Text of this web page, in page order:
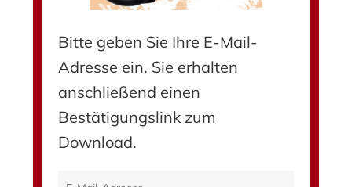
Bitte geben Sie Ihre E-Mail-
Adresse ein. Sie erhalten
anschließend einen
Bestätigungslink zum
Download.